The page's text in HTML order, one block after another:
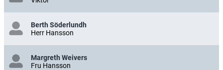
Berth Söderlundh
Herr Hansson
Margreth Weivers
Fru Hansson